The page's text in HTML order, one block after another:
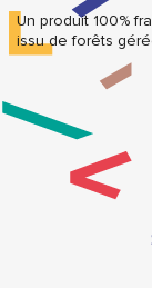
Un produit 100%
issu de forêts